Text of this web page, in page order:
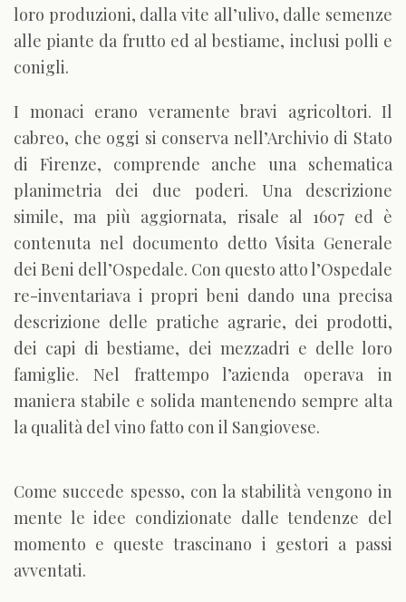
loro produzioni, dalla vite all’ulivo, dalle semenze
alle piante da frutto ed al bestiame, inclusi polli e
conigli.
I monaci erano veramente bravi agricoltori. Il
cabreo, che oggi si conserva nell’Archivio di Stato
di Firenze, comprende anche una schematica
planimetria dei due poderi. Una descrizione
simile, ma più aggiornata, risale al 1607 ed è
contenuta nel documento detto Visita Generale
dei Beni dell’Ospedale. Con questo atto l’Ospedale
re-inventariava i propri beni dando una precisa
descrizione delle pratiche agrarie, dei prodotti,
dei capi di bestiame, dei mezzadri e delle loro
famiglie. Nel frattempo l’azienda operava in
maniera stabile e solida mantenendo sempre alta
la qualità del vino fatto con il Sangiovese.
Come succede spesso, con la stabilità vengono in
mente le idee condizionate dalle tendenze del
momento e queste trascinano i gestori a passi
avventati.